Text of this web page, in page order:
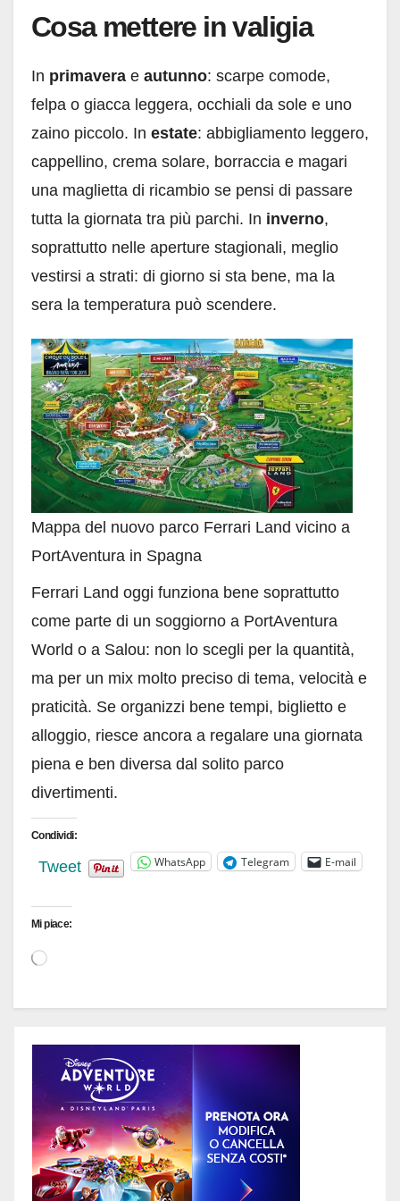
Cosa mettere in valigia
In primavera e autunno: scarpe comode,
felpa o giacca leggera, occhiali da sole e uno
zaino piccolo. In estate: abbigliamento leggero,
cappellino, crema solare, borraccia e magari
una maglietta di ricambio se pensi di passare
tutta la giornata tra più parchi. In inverno,
soprattutto nelle aperture stagionali, meglio
vestirsi a strati: di giorno si sta bene, ma la
sera la temperatura può scendere.
Mappa del nuovo parco Ferrari Land vicino a
PortAventura in Spagna
Ferrari Land oggi funziona bene soprattutto
come parte di un soggiorno a PortAventura
World o a Salou: non lo scegli per la quantità,
ma per un mix molto preciso di tema, velocità e
praticità. Se organizzi bene tempi, biglietto e
alloggio, riesce ancora a regalare una giornata
piena e ben diversa dal solito parco
divertimenti.
Condividi:
Tweet WhatsApp Telegram E-mail
Mi piace: